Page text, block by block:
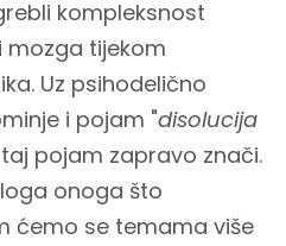
kompleksnost
mozga tijekom
Uz psihodelično
i pojam "disolucija
pojam zapravo znači.
onoga što
ćemo se temama više